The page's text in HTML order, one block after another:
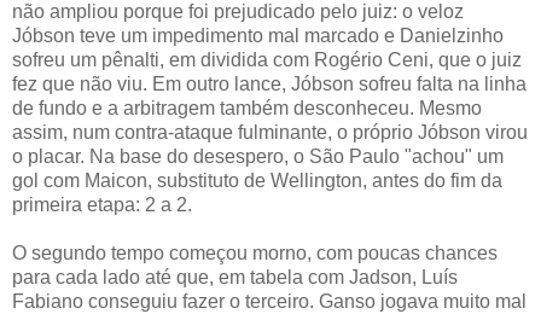
não ampliou porque foi prejudicado pelo juiz: o veloz
Jóbson teve um impedimento mal marcado e Danielzinho
sofreu um pênalti, em dividida com Rogério Ceni, que o juiz
fez que não viu. Em outro lance, Jóbson sofreu falta na linha
de fundo e a arbitragem também desconheceu. Mesmo
assim, num contra-ataque fulminante, o próprio Jóbson virou
o placar. Na base do desespero, o São Paulo "achou" um
gol com Maicon, substituto de Wellington, antes do fim da
primeira etapa: 2 a 2.
O segundo tempo começou morno, com poucas chances
para cada lado até que, em tabela com Jadson, Luís
Fabiano conseguiu fazer o terceiro. Ganso jogava muito mal